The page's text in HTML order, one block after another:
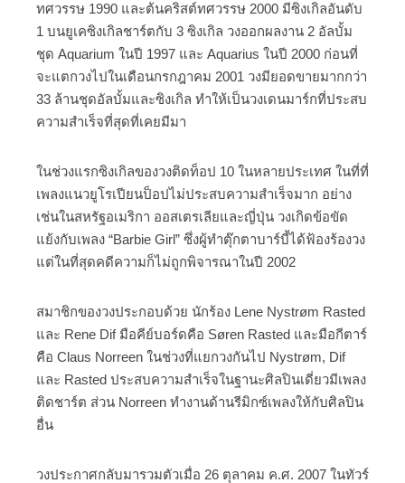
ทศวรรษ 1990 และต้นคริสต์ทศวรรษ 2000 มีซิงเกิลอันดับ
1 บนยูเคซิงเกิลชาร์ตกับ 3 ซิงเกิล วงออกผลงาน 2 อัลบั้ม
ชุด Aquarium ในปี 1997 และ Aquarius ในปี 2000 ก่อนที่
จะแตกวงไปในเดือนกรกฎาคม 2001 วงมียอดขายมากกว่า
33 ล้านชุดอัลบั้มและซิงเกิล ทำให้เป็นวงเดนมาร์กที่ประสบ
ความสำเร็จที่สุดที่เคยมีมา
ในช่วงแรกซิงเกิลของวงติดท็อป 10 ในหลายประเทศ ในที่ที่
เพลงแนวยูโรเปียนป็อปไม่ประสบความสำเร็จมาก อย่าง
เช่นในสหรัฐอเมริกา ออสเตรเลียและญี่ปุ่น วงเกิดข้อขัด
แย้งกับเพลง “Barbie Girl” ซึ่งผู้ทำตุ๊กตาบาร์บี้ได้ฟ้องร้องวง
แต่ในที่สุดคดีความก็ไม่ถูกพิจารณาในปี 2002
สมาชิกของวงประกอบด้วย นักร้อง Lene Nystrøm Rasted
และ Rene Dif มือคีย์บอร์ดคือ Søren Rasted และมือกีตาร์
คือ Claus Norreen ในช่วงที่แยกวงกันไป Nystrøm, Dif
และ Rasted ประสบความสำเร็จในฐานะศิลปินเดี่ยวมีเพลง
ติดชาร์ต ส่วน Norreen ทำงานด้านรีมิกซ์เพลงให้กับศิลปิน
อื่น
วงประกาศกลับมารวมตัวเมื่อ 26 ตุลาคม ค.ศ. 2007 ในทัวร์